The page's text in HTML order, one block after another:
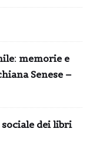
memorie e
Senese –
dei libri